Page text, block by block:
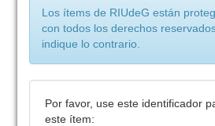
Los ítems de RIUdeG están
con todos los derechos
indique lo contrario.
Por favor, use este identificador
este ítem: